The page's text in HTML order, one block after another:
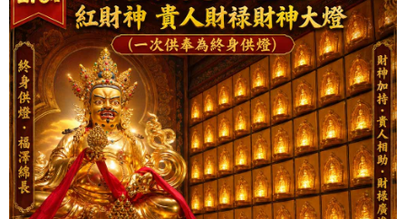
玉山商業銀行
星展（台灣）商業銀行
台新國際商業銀行
中國信託商業銀行
台灣樂天信用卡公司
元大商業銀行
永豐商業銀行
玉山商業銀行
星展（台灣）商業銀行
台新國際商業銀行
中國信託商業銀行
台灣樂天信用卡公司
Google Pay
全盈+PAY
AFTEE先享後付
相關說明
【關於「AFTEE先享後付」】
AFTEE先享後付是「在收到商品之後才付款」的支付方式。 讓您購物簡單
便利好安心！
１．簡單：不需註冊會員、不需綁卡、不需儲值。
２．便利：只要手機號碼，簡訊認證，即可結帳。
ATM付款
運送方式